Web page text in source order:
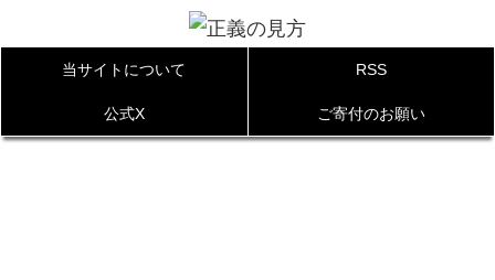
当サイトについて RSS
公式X ご寄付のお願い